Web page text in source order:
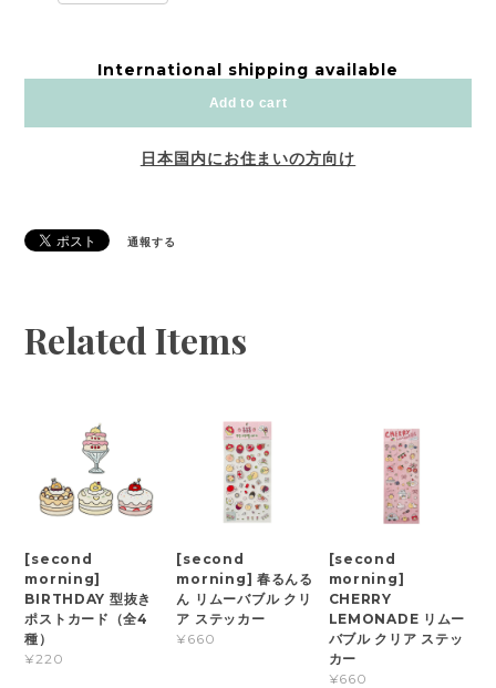
International shipping available
Add to cart
日本国内にお住まいの方向け
通報する
Related Items
[second
morning]
BIRTHDAY 型抜き
ポストカード（全4
種）
¥220
[second
morning] 春るんる
ん リムーバブル クリ
ア ステッカー
¥660
[second
morning]
CHERRY
LEMONADE リムー
バブル クリア ステッ
カー
¥660